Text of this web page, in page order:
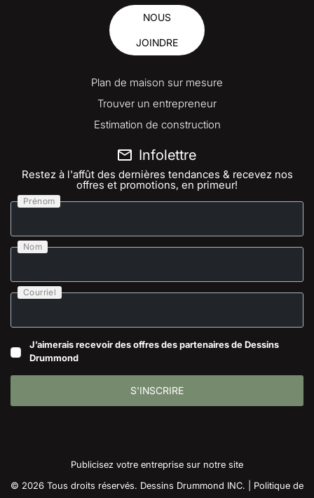
NOUS
JOINDRE
Plan de maison sur mesure
Trouver un entrepreneur
Estimation de construction
Infolettre
Restez à l'affût des dernières tendances & recevez nos
offres et promotions, en primeur!
Prénom
Nom
Courriel
J’aimerais recevoir des offres des partenaires de Dessins
Drummond
S'INSCRIRE
Publicisez votre entreprise sur notre site
© 2026 Tous droits réservés. Dessins Drummond INC. | Politique de